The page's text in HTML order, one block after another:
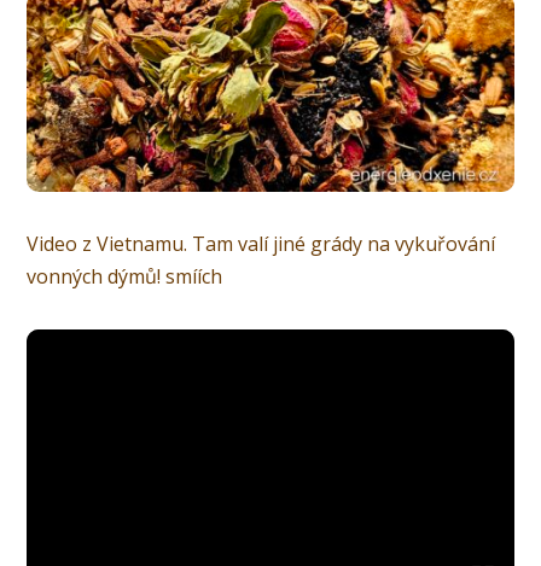
Video z Vietnamu. Tam valí jiné grády na vykuřování
vonných dýmů! smíích
Video